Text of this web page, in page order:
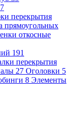
перекрытия
прямоугольных
откосные
191
перекрытия
27 Оголовки 5
8 Элементы